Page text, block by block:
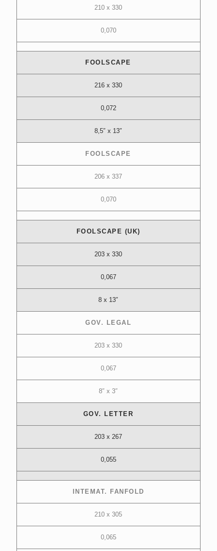
210 x 330
0,070
FOOLSCAPE
216 x 330
0,072
8,5″ x 13″
FOOLSCAPE
206 x 337
0,070
FOOLSCAPE (UK)
203 x 330
0,067
8 x 13″
GOV. LEGAL
203 x 330
0,067
8″ x 3″
GOV. LETTER
203 x 267
0,055
INTEMAT. FANFOLD
210 x 305
0,065